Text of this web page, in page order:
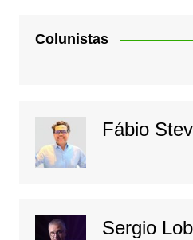
Colunistas
Fábio
Sergio